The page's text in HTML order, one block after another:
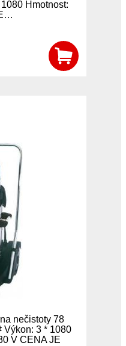
Hmotnost:
nečistoty 78
Výkon: 3 * 1080
V CENA JE